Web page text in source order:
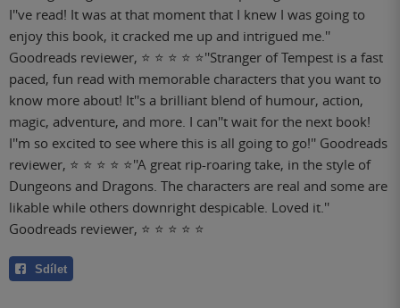
I''ve read! It was at that moment that I knew I was going to
enjoy this book, it cracked me up and intrigued me.''
Goodreads reviewer, ⭐ ⭐ ⭐ ⭐ ⭐''Stranger of Tempest is a fast
paced, fun read with memorable characters that you want to
know more about! It''s a brilliant blend of humour, action,
magic, adventure, and more. I can''t wait for the next book!
I''m so excited to see where this is all going to go!'' Goodreads
reviewer, ⭐ ⭐ ⭐ ⭐ ⭐''A great rip-roaring take, in the style of
Dungeons and Dragons. The characters are real and some are
likable while others downright despicable. Loved it.''
Goodreads reviewer, ⭐ ⭐ ⭐ ⭐ ⭐
Sdílet